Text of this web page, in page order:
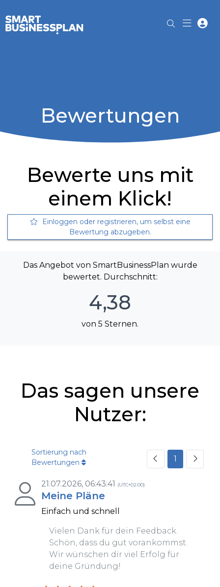
Bewertungen
Bewerte uns mit
einem Klick!
Einloggen oder registrieren, um selbst eine
Bewertung abzugeben.
Das Angebot von SmartBusinessPlan wurde
bewertet. Durchschnitt:
4,38
von 5 Sternen.
Das sagen unsere
Nutzer:
1
Sortierung nach
Bewertungen
21.07.2026, 06:43:41 (UTC+02:00)
Meine Pläne
Einfach und schnell
Vielen Dank für dein Feedback.
Schön, dass du gut vorankommst.
Wir wünschen dir viel Erfolg für
deine Gründung!